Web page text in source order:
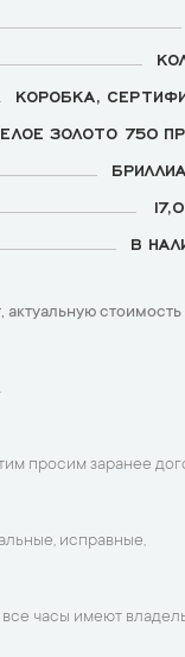
КОРОБКА,
ЗОЛОТО 750
В
стоимость
просим заранее
исправные,
часы имеют